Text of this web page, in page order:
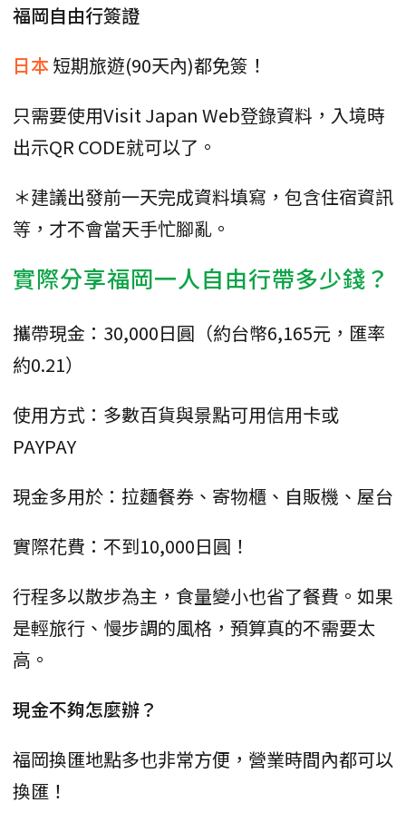
福岡自由行簽證
日本短期旅遊(90天內)都免簽！
只需要使用Visit Japan Web登錄資料，入境時
出示QR CODE就可以了。
＊建議出發前一天完成資料填寫，包含住宿資訊
等，才不會當天手忙腳亂。
實際分享福岡一人自由行帶多少錢？
攜帶現金：30,000日圓（約台幣6,165元，匯率
約0.21）
使用方式：多數百貨與景點可用信用卡或
PAYPAY
現金多用於：拉麵餐券、寄物櫃、自販機、屋台
實際花費：不到10,000日圓！
行程多以散步為主，食量變小也省了餐費。如果
是輕旅行、慢步調的風格，預算真的不需要太
高。
現金不夠怎麼辦？
福岡換匯地點多也非常方便，營業時間內都可以
換匯！